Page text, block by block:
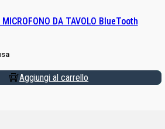
DA TAVOLO BlueTooth
Aggiungi al carrello